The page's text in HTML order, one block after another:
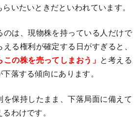
らいたいときだといわれています。
は、現物株を持っている人だけで
る権利が確定する日がすぎると、
この株を売ってしまおう」 と考える
落する傾向にあります。
保持したまま、下落局面に備えて
わけです。